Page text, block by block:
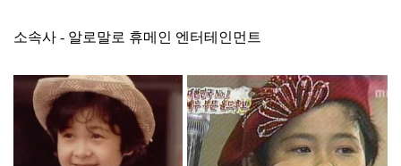
소속사 - 알로말로 휴메인 엔터테인먼트